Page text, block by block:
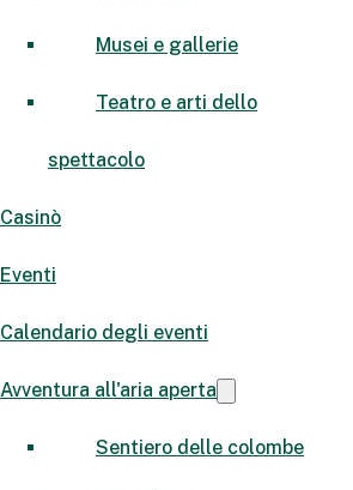
Musei e gallerie
Teatro e arti dello
spettacolo
Casinò
Eventi
Calendario degli eventi
Avventura all'aria aperta
Sentiero delle colombe